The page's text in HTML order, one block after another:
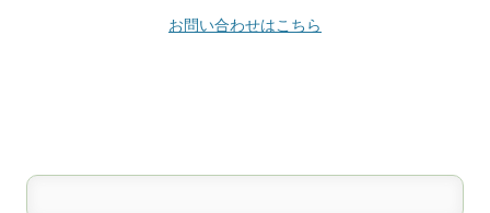
お問い合わせはこちら